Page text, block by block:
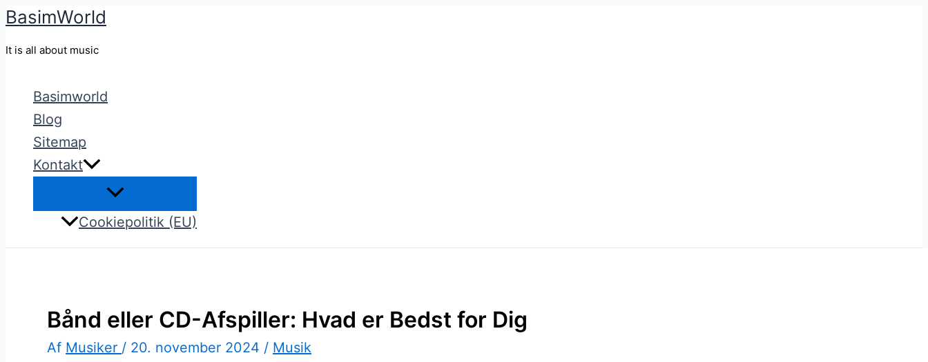
Gå
BasimWorld
It is all about music
Basimworld
Blog
Sitemap
Kontakt
Cookiepolitik (EU)
Bånd eller CD-Afspiller: Hvad er Bedst for Dig
Af Musiker / 20. november 2024 / Musik